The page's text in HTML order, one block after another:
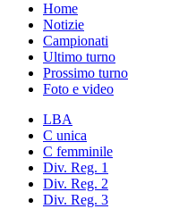
Home
Notizie
Campionati
Ultimo turno
Prossimo turno
Foto e video
LBA
C unica
C femminile
Div. Reg. 1
Div. Reg. 2
Div. Reg. 3